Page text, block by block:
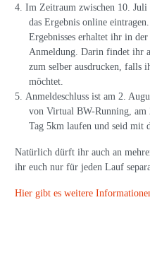
Im Zeitraum zwischen 10. Juli
das Ergebnis online
Ergebnisses erhaltet ihr in
Anmeldung. Darin findet ihr
zum selber ausdrucken, falls
möchtet.
Anmeldeschluss ist am 2.
von Virtual BW-Running, am
Tag 5km laufen und seid mit
Natürlich dürft ihr auch an
ihr euch nur für jeden Lauf
Hier gibt es weitere